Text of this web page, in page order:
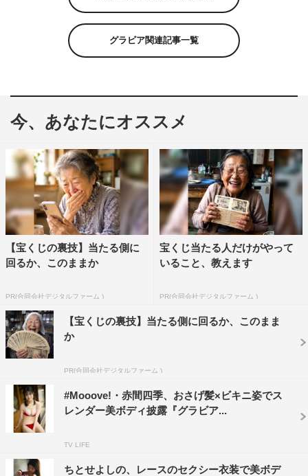
グラビア関連記事一覧
今、あなたにオススメ
【宝くじの裏技】当たる側に
回るか、このままか
PR(合同会社デジタルファーム )
宝くじ当たる人だけがやって
いること、教えます
PR(合同会社デジタルファーム )
【宝くじの裏技】当たる側に回るか、このまま
か
PR(合同会社デジタルファーム )
#Mooove!・赤間四季、おさげ髪×ビキニ姿でス
レンダー美ボディ披露『グラビア...
TV LIFE
ちとせよしの、レースのセクシー衣装で美ボデ